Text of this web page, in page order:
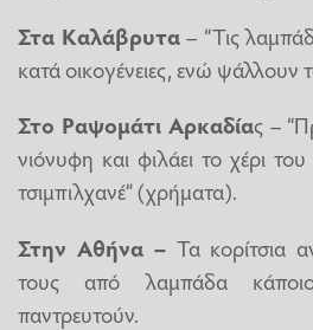
Στα Καλάβρυτα– “Τις
κατά οικογένειες, ενώ ψάλλουν
Στο Ραψομάτι Αρκαδίας –
νιόνυφη και φιλάει το χέρι
τσιμπιλχανέ” (χρήματα).
Στην Αθήνα –Τα κορίτσια
τους από λαμπάδα
παντρευτούν.